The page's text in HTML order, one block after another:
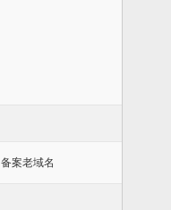
备案老域名